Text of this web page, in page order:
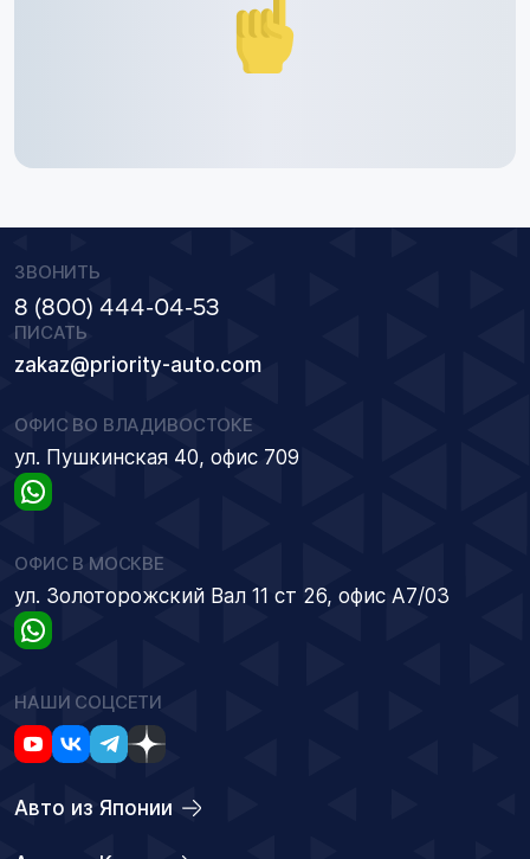
ЗВОНИТЬ
8 (800) 444-04-53
ПИСАТЬ
zakaz@priority-auto.com
ОФИС ВО ВЛАДИВОСТОКЕ
ул. Пушкинская 40, офис 709
ОФИС В МОСКВЕ
ул. Золоторожский Вал 11 ст 26, офис А7/03
НАШИ СОЦСЕТИ
Авто из Японии